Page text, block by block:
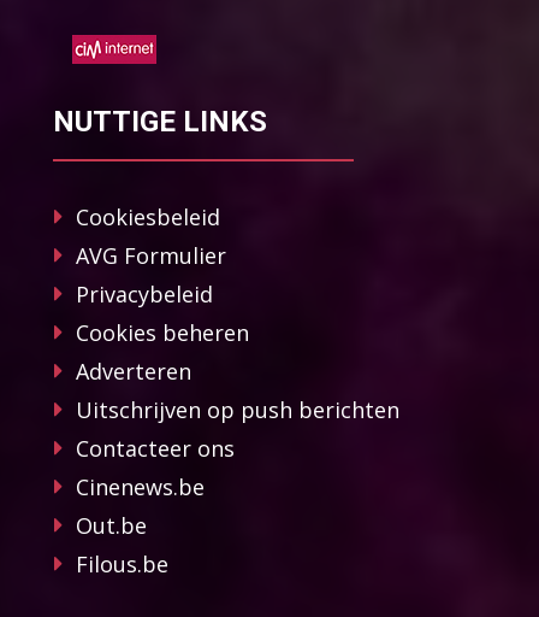
NUTTIGE LINKS
Cookiesbeleid
AVG Formulier
Privacybeleid
Cookies beheren
Adverteren
Uitschrijven op push berichten
Contacteer ons
Cinenews.be
Out.be
Filous.be